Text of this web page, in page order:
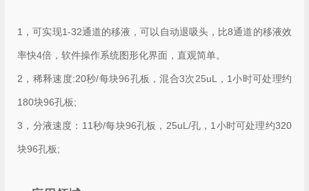
1，可实现1-32通道的移液，可以自动退吸头，比8通道的移液效
率快4倍，软件操作系统图形化界面，直观简单。
2，稀释速度:20秒/每块96孔板，混合3次25uL，1小时可处理约
180块96孔板;
3，分液速度：11秒/每块96孔板，25uL/孔，1小时可处理约320
块96孔板;